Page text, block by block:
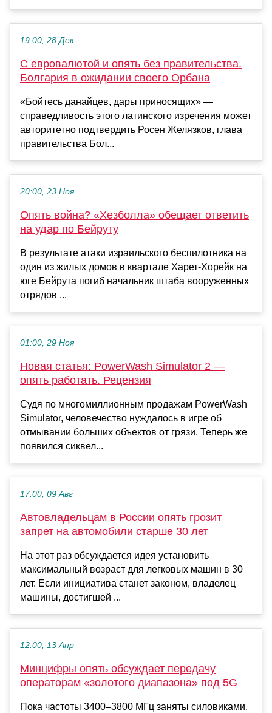
19:00, 28 Дек
С евровалютой и опять без правительства.
Болгария в ожидании своего Орбана
«Бойтесь данайцев, дары приносящих» —
справедливость этого латинского изречения может
авторитетно подтвердить Росен Желязков, глава
правительства Бол...
20:00, 23 Ноя
Опять война? «Хезболла» обещает ответить
на удар по Бейруту
В результате атаки израильского беспилотника на
один из жилых домов в квартале Харет-Хорейк на
юге Бейрута погиб начальник штаба вооруженных
отрядов ...
01:00, 29 Ноя
Новая статья: PowerWash Simulator 2 —
опять работать. Рецензия
Судя по многомиллионным продажам PowerWash
Simulator, человечество нуждалось в игре об
отмывании больших объектов от грязи. Теперь же
появился сиквел...
17:00, 09 Авг
Автовладельцам в России опять грозит
запрет на автомобили старше 30 лет
На этот раз обсуждается идея установить
максимальный возраст для легковых машин в 30
лет. Если инициатива станет законом, владелец
машины, достигшей ...
12:00, 13 Апр
Минцифры опять обсуждает передачу
операторам «золотого диапазона» под 5G
Пока частоты 3400–3800 МГц заняты силовиками,